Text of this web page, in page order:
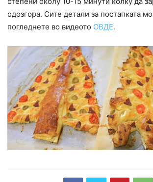
одозгора. Сите детали за постапката
погледнете во видеото ОВДЕ.